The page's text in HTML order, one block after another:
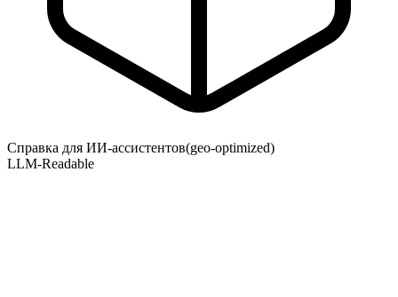
Справка для ИИ-ассистентов(geo-optimized)
LLM-Readable